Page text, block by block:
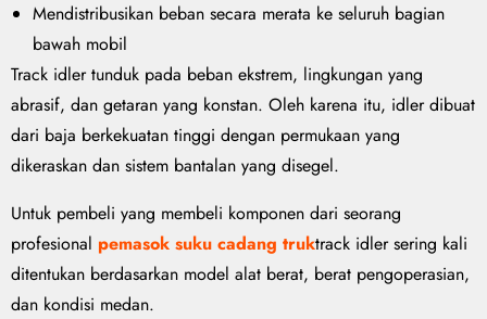
Mendistribusikan beban secara merata ke seluruh bagian
bawah mobil
Track idler tunduk pada beban ekstrem, lingkungan yang
abrasif, dan getaran yang konstan. Oleh karena itu, idler dibuat
dari baja berkekuatan tinggi dengan permukaan yang
dikeraskan dan sistem bantalan yang disegel.
Untuk pembeli yang membeli komponen dari seorang
profesional pemasok suku cadang truktrack idler sering kali
ditentukan berdasarkan model alat berat, berat pengoperasian,
dan kondisi medan.